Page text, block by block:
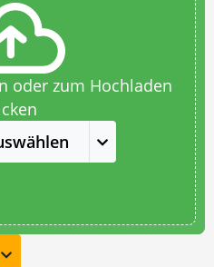
oder zum Hochladen